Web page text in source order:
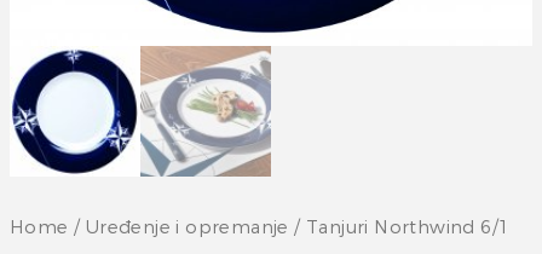
Home / Uređenje i opremanje / Tanjuri Northwind 6/1